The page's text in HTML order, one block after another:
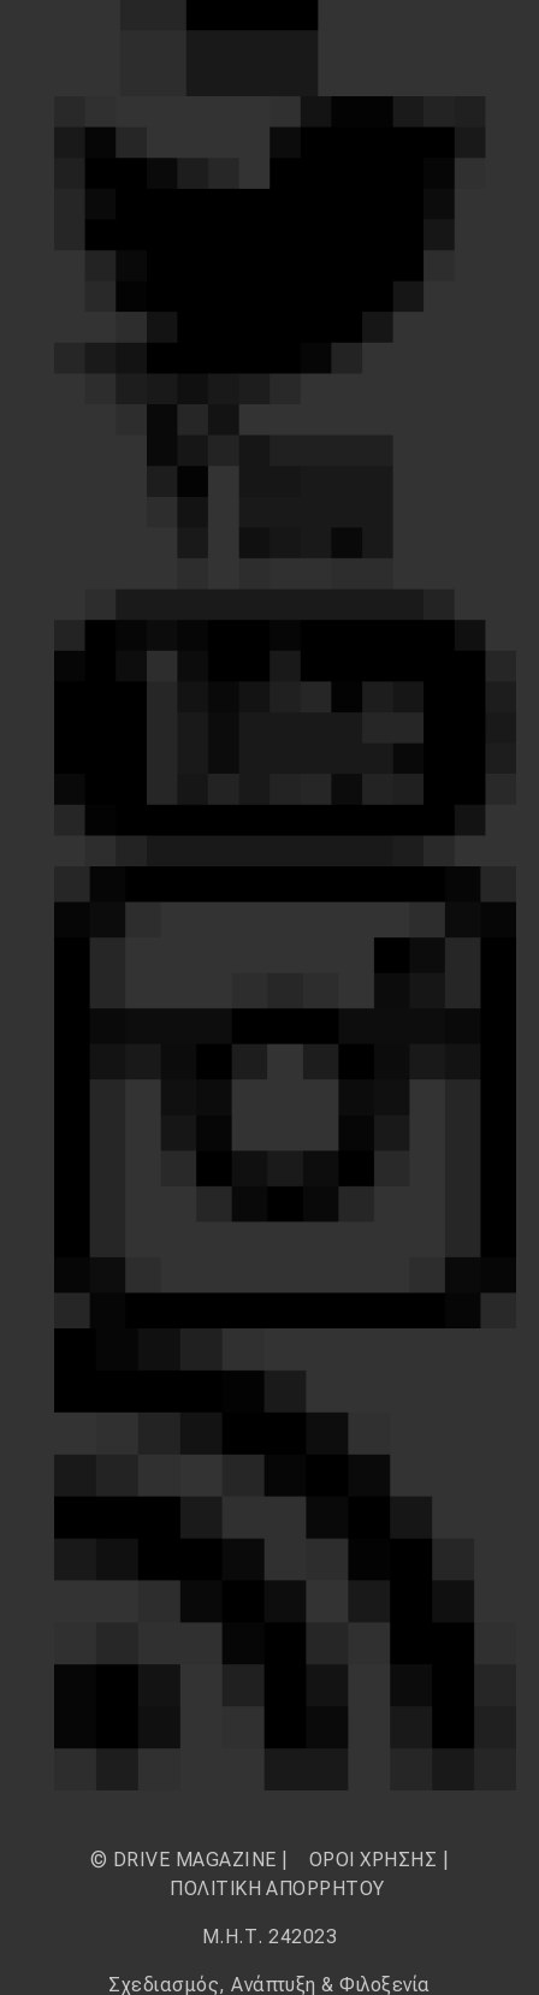
© DRIVE MAGAZINE | ΟΡΟΙ ΧΡΗΣΗΣ
ΠΟΛΙΤΙΚΗ ΑΠΟΡΡΗΤΟΥ
Μ.Η.Τ. 242023
Σχεδιασμός, Ανάπτυξη & Φιλοξενία